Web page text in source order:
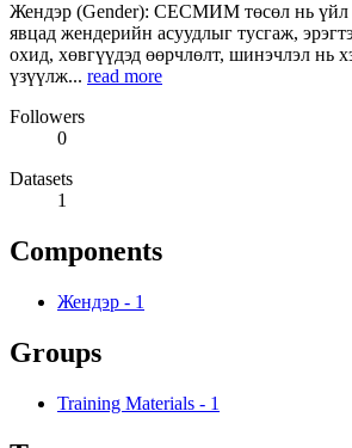
Жендэр (Gender): СЕСМИМ төсөл нь үйл
явцад жендерийн асуудлыг тусгаж,
охид, хөвгүүдэд өөрчлөлт, шинэчлэл нь
үзүүлж... read more
Followers
0
Datasets
1
Components
Жендэр - 1
Groups
Training Materials - 1